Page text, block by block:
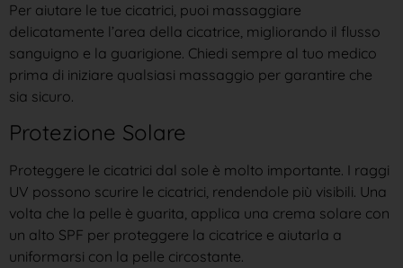
Per aiutare le tue cicatrici, puoi massaggiare
delicatamente l’area della cicatrice, migliorando il flusso
sanguigno e la guarigione. Chiedi sempre al tuo medico
prima di iniziare qualsiasi massaggio per garantire che
sia sicuro.
Protezione Solare
Proteggere le cicatrici dal sole è molto importante. I raggi
UV possono scurire le cicatrici, rendendole più visibili. Una
volta che la pelle è guarita, applica una crema solare con
un alto SPF per proteggere la cicatrice e aiutarla a
uniformarsi con la pelle circostante.